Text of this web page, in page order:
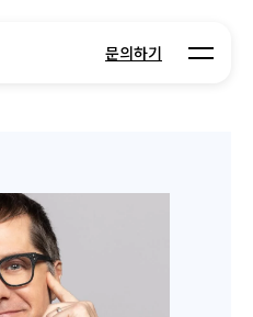
문의하기 Open